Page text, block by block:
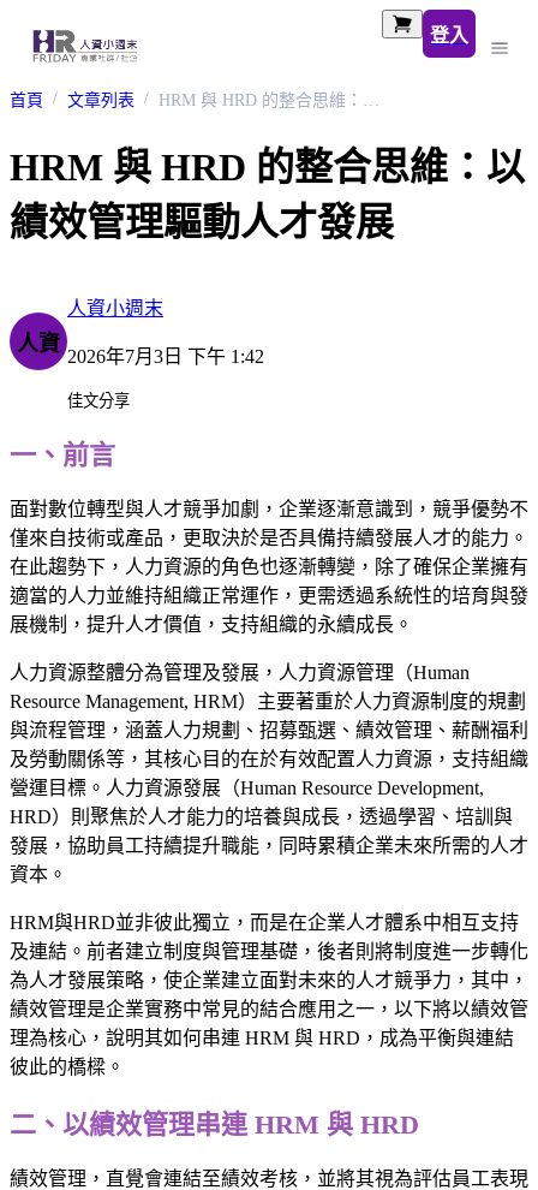
登入
首頁 文章列表 HRM 與 HRD 的整合思維：以績效管理驅動人才發展
HRM 與 HRD 的整合思維：以
績效管理驅動人才發展
人資
人資小週末
2026年7月3日 下午 1:42
佳文分享
一、前言
面對數位轉型與人才競爭加劇，企業逐漸意識到，競爭優勢不
僅來自技術或產品，更取決於是否具備持續發展人才的能力。
在此趨勢下，人力資源的角色也逐漸轉變，除了確保企業擁有
適當的人力並維持組織正常運作，更需透過系統性的培育與發
展機制，提升人才價值，支持組織的永續成長。
人力資源整體分為管理及發展，人力資源管理（Human
Resource Management, HRM）主要著重於人力資源制度的規劃
與流程管理，涵蓋人力規劃、招募甄選、績效管理、薪酬福利
及勞動關係等，其核心目的在於有效配置人力資源，支持組織
營運目標。人力資源發展（Human Resource Development,
HRD）則聚焦於人才能力的培養與成長，透過學習、培訓與
發展，協助員工持續提升職能，同時累積企業未來所需的人才
資本。
HRM與HRD並非彼此獨立，而是在企業人才體系中相互支持
及連結。前者建立制度與管理基礎，後者則將制度進一步轉化
為人才發展策略，使企業建立面對未來的人才競爭力，其中，
績效管理是企業實務中常見的結合應用之一，以下將以績效管
理為核心，說明其如何串連 HRM 與 HRD，成為平衡與連結
彼此的橋樑。
二、以績效管理串連 HRM 與 HRD
績效管理，直覺會連結至績效考核，並將其視為評估員工表現